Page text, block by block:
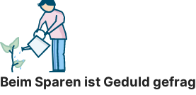
Beim Sparen ist Geduld